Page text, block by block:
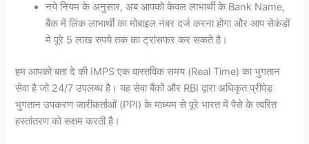
नये नियम के अनुसार, अब आपको केवल लाभार्थी के Bank Name,
बैंक में लिंक लाभार्थी का मोबाइल नंबर दर्ज करना होगा और आप सेकंडों
मे पूरे 5 लाख रुपये तक का ट्रांसफर कर सकते है।
हम आपको बता दे की IMPS एक वास्तविक समय (Real Time) का भुगतान
सेवा है जो 24/7 उपलब्ध है। यह सेवा बैंकों और RBI द्वारा अधिकृत प्रीपेड
भुगतान उपकरण जारीकर्ताओं (PPI) के माध्यम से पूरे भारत में पैसे के त्वरित
हस्तांतरण को सक्षम करती है।